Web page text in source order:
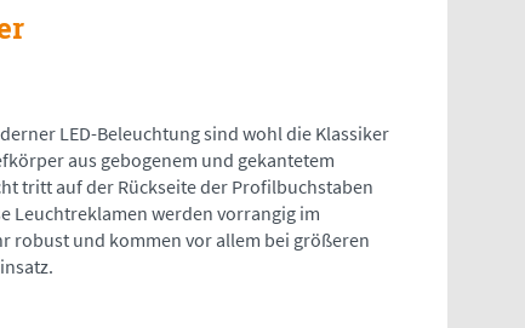
LED-Beleuchtung sind wohl die Klassiker
aus gebogenem und gekantetem
tritt auf der Rückseite der Profilbuchstaben
Leuchtreklamen werden vorrangig im
robust und kommen vor allem bei größeren